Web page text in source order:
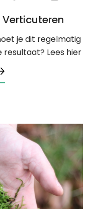
Verticuteren
je dit regelmatig
Lees hier